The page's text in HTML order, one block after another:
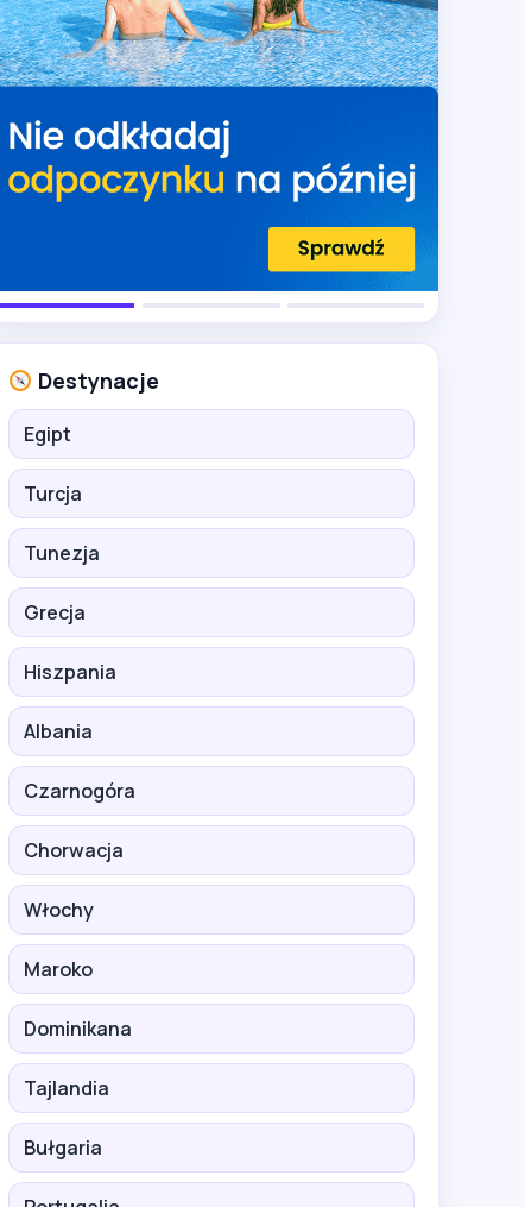
Destynacje
Egipt
Turcja
Tunezja
Grecja
Hiszpania
Albania
Czarnogóra
Chorwacja
Włochy
Maroko
Dominikana
Tajlandia
Bułgaria